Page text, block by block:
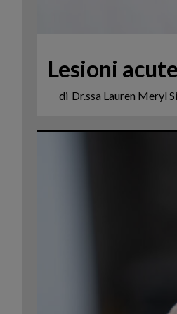
Lesioni
di Dr.ssa Lauren Meryl